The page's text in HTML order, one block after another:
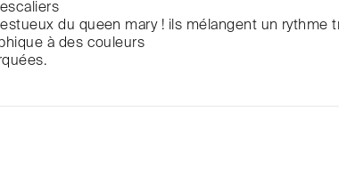
du queen mary ! ils mélangent un rythme
à des couleurs